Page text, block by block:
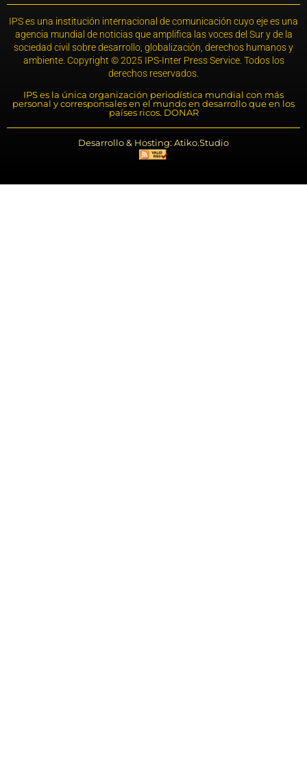
IPS es una institución internacional de comunicación cuyo eje es una
agencia mundial de noticias que amplifica las voces del Sur y de la
sociedad civil sobre desarrollo, globalización, derechos humanos y
ambiente. Copyright © 2025 IPS-Inter Press Service. Todos los
derechos reservados.
IPS es la única organización periodística mundial con más
personal y corresponsales en el mundo en desarrollo que en los
países ricos. DONAR
Desarrollo & Hosting: Atiko.Studio